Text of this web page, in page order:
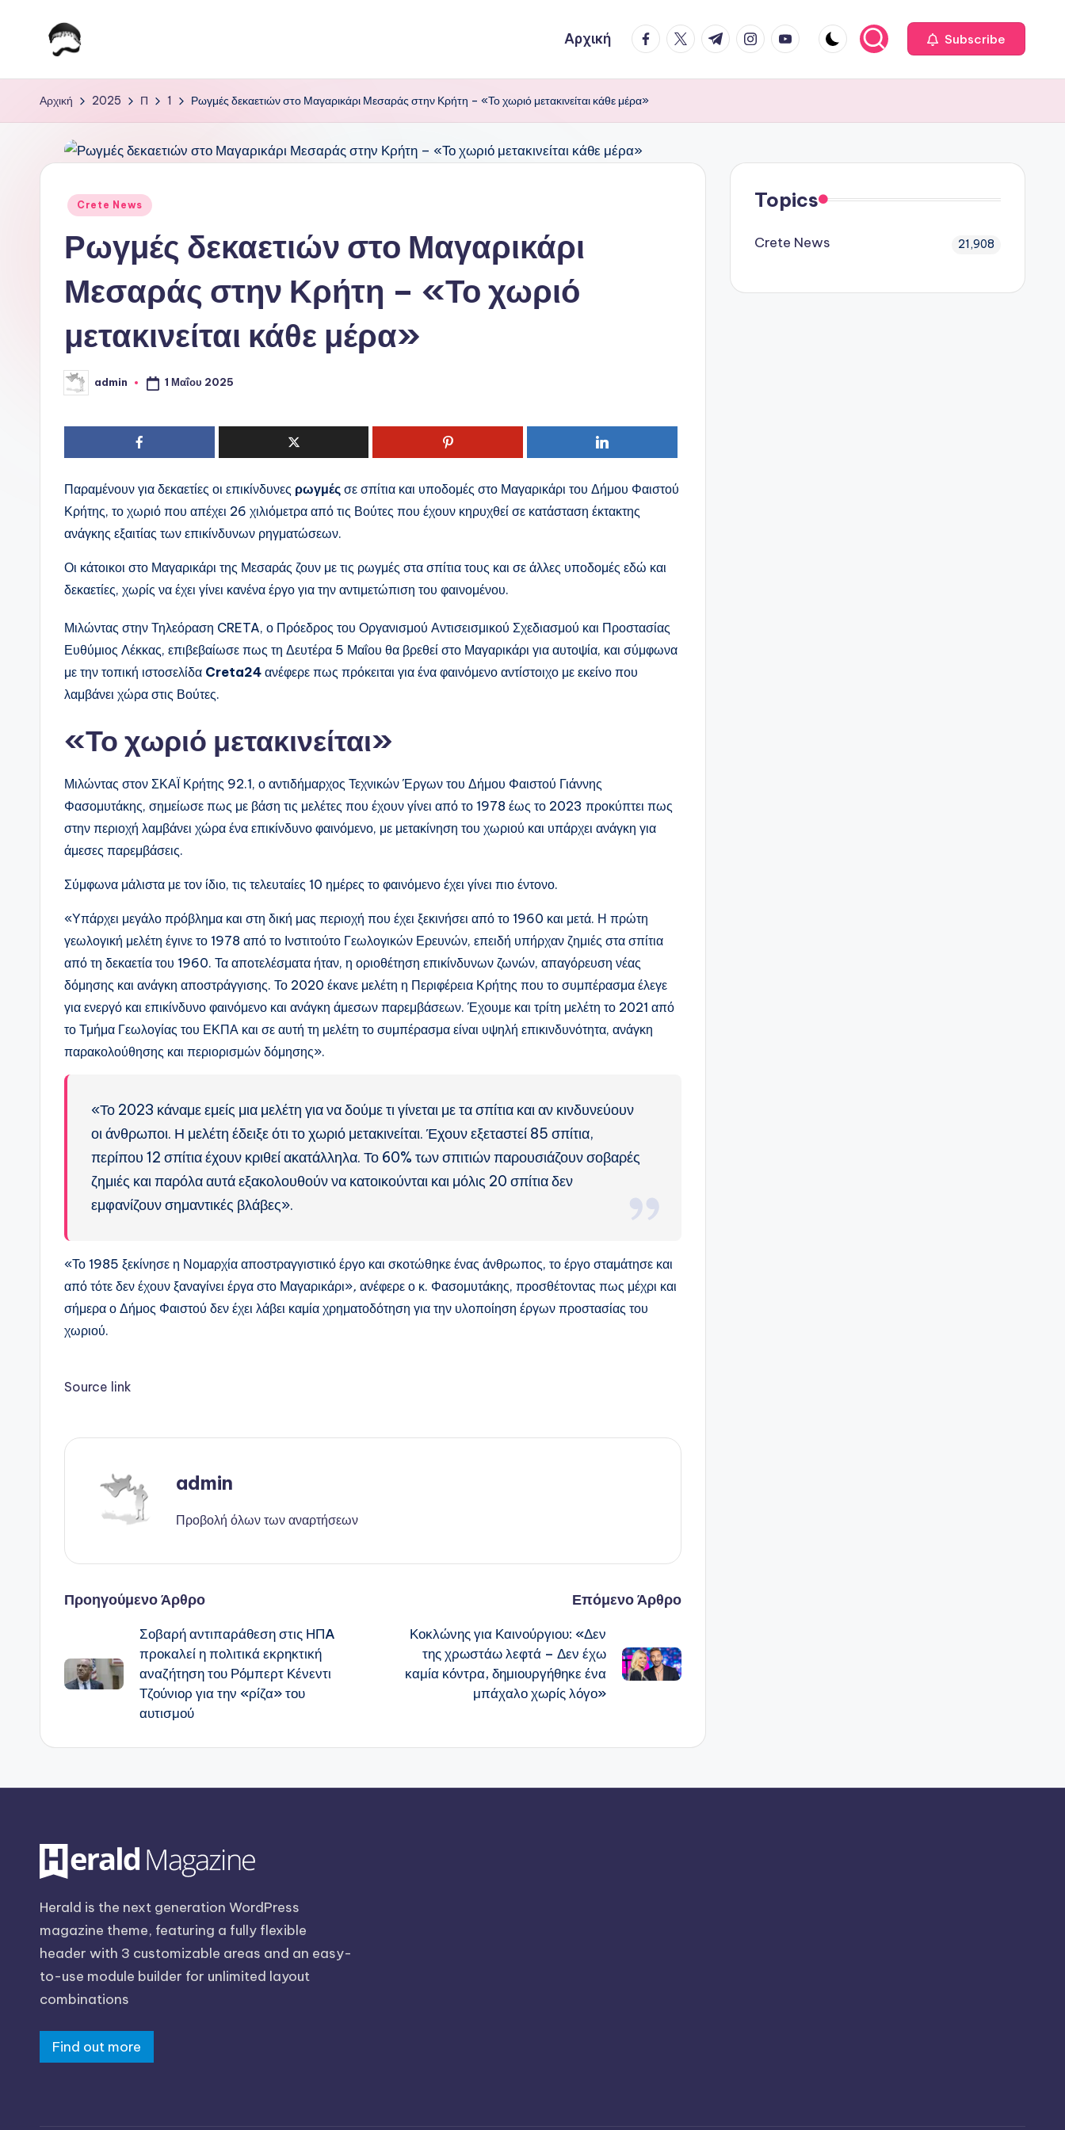
Μετάβαση
Τ
ο
Κ
α
Αρχική facebook.com
twitter.com
t.me instagram.com
youtube.com Subscribe
Αρχική 2025 Π 1 Ρωγμές δεκαετιών στο Μαγαρικάρι Μεσαράς στην Κρήτη – «Το χωριό μετακινείται κάθε μέρα»
Αναρτήθηκε
Crete News
Ρωγμές δεκαετιών στο Μαγαρικάρι
Μεσαράς στην Κρήτη – «Το χωριό
μετακινείται κάθε μέρα»
Συγγραφέας:
admin 1 Μαΐου 2025
Παραμένουν για δεκαετίες οι επικίνδυνες ρωγμές σε σπίτια και υποδομές στο Μαγαρικάρι του Δήμου Φαιστού
Κρήτης, το χωριό που απέχει 26 χιλιόμετρα από τις Βούτες που έχουν κηρυχθεί σε κατάσταση έκτακτης
ανάγκης εξαιτίας των επικίνδυνων ρηγματώσεων.
Οι κάτοικοι στο Μαγαρικάρι της Μεσαράς ζουν με τις ρωγμές στα σπίτια τους και σε άλλες υποδομές εδώ και
δεκαετίες, χωρίς να έχει γίνει κανένα έργο για την αντιμετώπιση του φαινομένου.
Μιλώντας στην Τηλεόραση CRETA, ο Πρόεδρος του Οργανισμού Αντισεισμικού Σχεδιασμού και Προστασίας
Ευθύμιος Λέκκας, επιβεβαίωσε πως τη Δευτέρα 5 Μαΐου θα βρεθεί στο Μαγαρικάρι για αυτοψία, και σύμφωνα
με την τοπική ιστοσελίδα Creta24 ανέφερε πως πρόκειται για ένα φαινόμενο αντίστοιχο με εκείνο που
λαμβάνει χώρα στις Βούτες.
«Το χωριό μετακινείται»
Μιλώντας στον ΣΚΑΪ Κρήτης 92.1, ο αντιδήμαρχος Τεχνικών Έργων του Δήμου Φαιστού Γιάννης
Φασομυτάκης, σημείωσε πως με βάση τις μελέτες που έχουν γίνει από το 1978 έως το 2023 προκύπτει πως
στην περιοχή λαμβάνει χώρα ένα επικίνδυνο φαινόμενο, με μετακίνηση του χωριού και υπάρχει ανάγκη για
άμεσες παρεμβάσεις.
Σύμφωνα μάλιστα με τον ίδιο, τις τελευταίες 10 ημέρες το φαινόμενο έχει γίνει πιο έντονο.
«Υπάρχει μεγάλο πρόβλημα και στη δική μας περιοχή που έχει ξεκινήσει από το 1960 και μετά. Η πρώτη
γεωλογική μελέτη έγινε το 1978 από το Ινστιτούτο Γεωλογικών Ερευνών, επειδή υπήρχαν ζημιές στα σπίτια
από τη δεκαετία του 1960. Τα αποτελέσματα ήταν, η οριοθέτηση επικίνδυνων ζωνών, απαγόρευση νέας
δόμησης και ανάγκη αποστράγγισης. Το 2020 έκανε μελέτη η Περιφέρεια Κρήτης που το συμπέρασμα έλεγε
για ενεργό και επικίνδυνο φαινόμενο και ανάγκη άμεσων παρεμβάσεων. Έχουμε και τρίτη μελέτη το 2021 από
το Τμήμα Γεωλογίας του ΕΚΠΑ και σε αυτή τη μελέτη το συμπέρασμα είναι υψηλή επικινδυνότητα, ανάγκη
παρακολούθησης και περιορισμών δόμησης».
«Το 2023 κάναμε εμείς μια μελέτη για να δούμε τι γίνεται με τα σπίτια και αν κινδυνεύουν
οι άνθρωποι. Η μελέτη έδειξε ότι το χωριό μετακινείται. Έχουν εξεταστεί 85 σπίτια,
περίπου 12 σπίτια έχουν κριθεί ακατάλληλα. Το 60% των σπιτιών παρουσιάζουν σοβαρές
ζημιές και παρόλα αυτά εξακολουθούν να κατοικούνται και μόλις 20 σπίτια δεν
εμφανίζουν σημαντικές βλάβες».
«Το 1985 ξεκίνησε η Νομαρχία αποστραγγιστικό έργο και σκοτώθηκε ένας άνθρωπος, το έργο σταμάτησε και
από τότε δεν έχουν ξαναγίνει έργα στο Μαγαρικάρι», ανέφερε ο κ. Φασομυτάκης, προσθέτοντας πως μέχρι και
σήμερα ο Δήμος Φαιστού δεν έχει λάβει καμία χρηματοδότηση για την υλοποίηση έργων προστασίας του
χωριού.
Source link
admin
Προβολή όλων των αναρτήσεων
Πλοήγηση
δημοσιεύσεων
Προηγούμενο Άρθρο
Σοβαρή αντιπαράθεση στις ΗΠA
προκαλεί η πολιτικά εκρηκτική
αναζήτηση του Ρόμπερτ Κένεντι
Τζούνιορ για την «ρίζα» του
αυτισμού
Επόμενο Άρθρο
Κοκλώνης για Καινούργιου: «Δεν
της χρωστάω λεφτά – Δεν έχω
καμία κόντρα, δημιουργήθηκε ένα
μπάχαλο χωρίς λόγο»
Topics
Crete News 21,908
Herald is the next generation WordPress
magazine theme, featuring a fully flexible
header with 3 customizable areas and an easy-
to-use module builder for unlimited layout
combinations
Find out more